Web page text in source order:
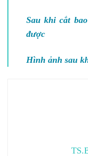
Sau khi cắt
được
Hình ảnh sau